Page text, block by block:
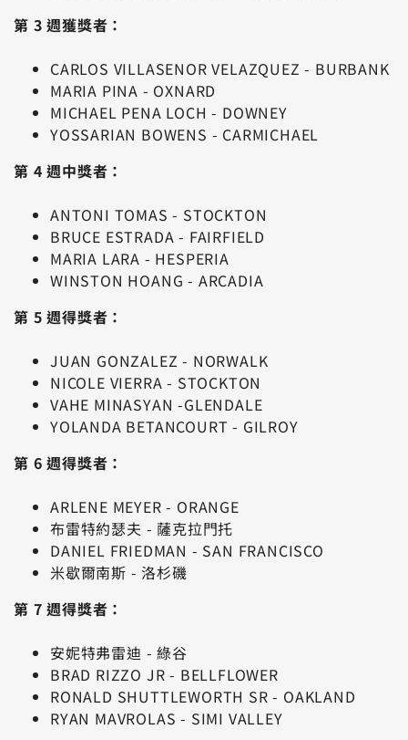
第 3 週獲獎者：
CARLOS VILLASENOR VELAZQUEZ - BURBANK
MARIA PINA - OXNARD
MICHAEL PENA LOCH - DOWNEY
YOSSARIAN BOWENS - CARMICHAEL
第 4 週中獎者：
ANTONI TOMAS - STOCKTON
BRUCE ESTRADA - FAIRFIELD
MARIA LARA - HESPERIA
WINSTON HOANG - ARCADIA
第 5 週得獎者：
JUAN GONZALEZ - NORWALK
NICOLE VIERRA - STOCKTON
VAHE MINASYAN -GLENDALE
YOLANDA BETANCOURT - GILROY
第 6 週得獎者：
ARLENE MEYER - ORANGE
布雷特約瑟夫 - 薩克拉門托
DANIEL FRIEDMAN - SAN FRANCISCO
米歇爾南斯 - 洛杉磯
第 7 週得獎者：
安妮特弗雷迪 - 綠谷
BRAD RIZZO JR - BELLFLOWER
RONALD SHUTTLEWORTH SR - OAKLAND
RYAN MAVROLAS - SIMI VALLEY